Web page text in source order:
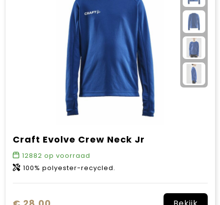
Craft Evolve Crew Neck Jr
12882 op voorraad
100% polyester-recycled.